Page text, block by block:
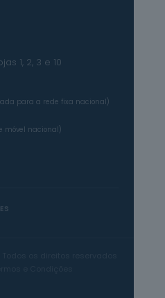
1, 2, 3 e 10
para a rede fixa nacional)
móvel nacional)